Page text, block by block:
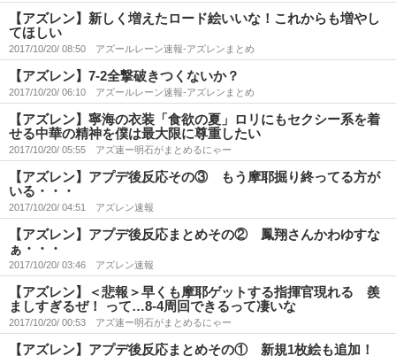
【アズレン】新しく増えたロード絵いいな！これからも増やし
てほしい
2017/10/20/ 08:50 アズールレーン速報-アズレンまとめ
【アズレン】7-2全撃破きつくないか？
2017/10/20/ 06:10 アズールレーン速報-アズレンまとめ
【アズレン】寧海の衣装「食欲の夏」ロリにもセクシー系を着
せる中華の精神を僕は最大限に尊重したい
2017/10/20/ 05:55 アズ速ー明石がまとめるにゃー
【アズレン】アプデ後反応その③ もう摩耶掘り終ってる方が
いる・・・
2017/10/20/ 04:51 アズレン速報
【アズレン】アプデ後反応まとめその② 鳳翔さんかわゆすな
ぁ・・・
2017/10/20/ 03:46 アズレン速報
【アズレン】＜悲報＞早くも摩耶ゲットする指揮官現れる 羨
ましすぎるぜ！ って…8-4周回できるって凄いな
2017/10/20/ 00:53 アズ速ー明石がまとめるにゃー
【アズレン】アプデ後反応まとめその① 新規1枚絵も追加！